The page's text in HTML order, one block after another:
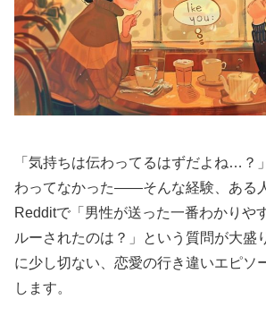
「気持ちは伝わってるはずだよね…？
わってなかった——そんな経験、ある
Redditで「男性が送った一番わかりや
ルーされたのは？」という質問が大盛
に少し切ない、恋愛の行き違いエピソ
します。